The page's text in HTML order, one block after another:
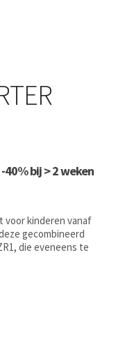
40% bij > 2 weken
kinderen vanaf
gecombineerd
die eveneens te